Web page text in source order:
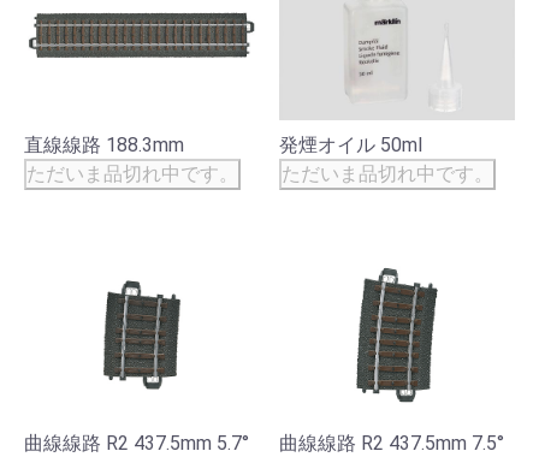
直線線路 188.3mm
ただいま品切れ中です。
発煙オイル 50ml
ただいま品切れ中です。
曲線線路 R2 437.5mm 5.7°
曲線線路 R2 437.5mm 7.5°